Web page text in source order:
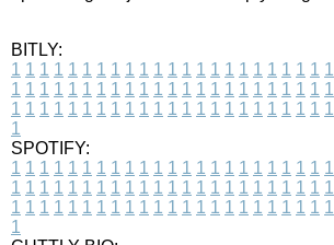
BITLY:
1 1 1 1 1 1 1 1 1 1 1 1 1 1 1 1 1 1 1 1 1 1 1
1 1 1 1 1 1 1 1 1 1 1 1 1 1 1 1 1 1 1 1 1 1 1
1 1 1 1 1 1 1 1 1 1 1 1 1 1 1 1 1 1 1 1 1 1 1
1
SPOTIFY:
1 1 1 1 1 1 1 1 1 1 1 1 1 1 1 1 1 1 1 1 1 1 1
1 1 1 1 1 1 1 1 1 1 1 1 1 1 1 1 1 1 1 1 1 1 1
1 1 1 1 1 1 1 1 1 1 1 1 1 1 1 1 1 1 1 1 1 1 1
1